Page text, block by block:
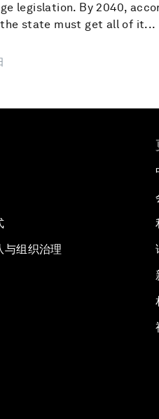
legislation. By 2040,
state must get all of it...
与组织治理